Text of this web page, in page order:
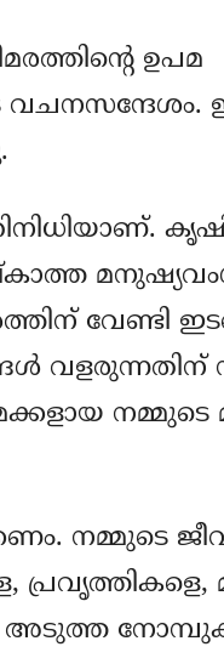
ഉപമ
വേണ്ടി
വളരുന്നതിന്
നമ്മുടെ
നമ്മുടെ
പ്രവൃത്തികളെ,
അടുത്ത